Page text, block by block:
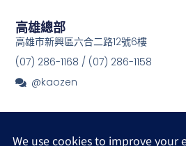
高雄總部
高雄市新興區六合二路12號6樓
(07) 286-1168 / (07) 286-1158
@kaozen